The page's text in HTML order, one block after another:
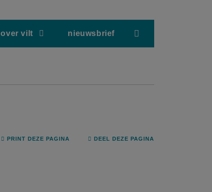
over vilt nieuwsbrief
PRINT DEZE PAGINA DEEL DEZE PAGINA